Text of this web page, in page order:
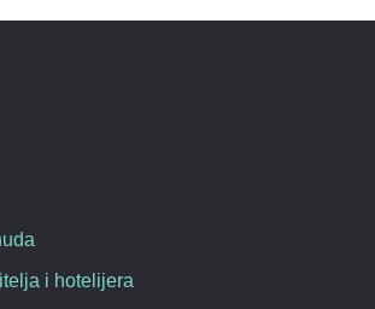
i hotelijera